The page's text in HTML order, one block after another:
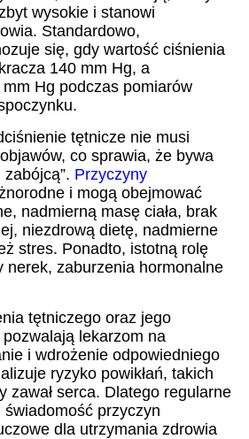
wysokie i stanowi
Standardowo,
się, gdy wartość ciśnienia
140 mm Hg, a
Hg podczas pomiarów
tętnicze nie musi
co sprawia, że bywa
Przyczyny
i mogą obejmować
nadmierną masę ciała, brak
niezdrową dietę, nadmierne
stres. Ponadto, istotną rolę
nerek, zaburzenia hormonalne
tętniczego oraz jego
lekarzom na
i wdrożenie odpowiedniego
ryzyko powikłań, takich
zawał serca. Dlatego regularne
przyczyn
dla utrzymania zdrowia